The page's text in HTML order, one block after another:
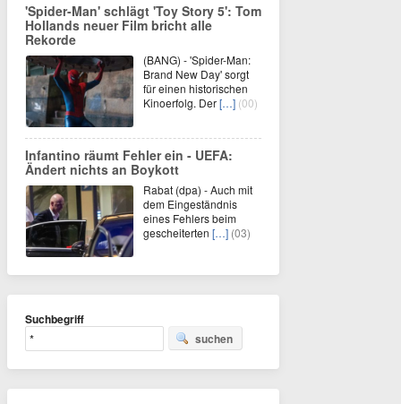
'Spider-Man' schlägt 'Toy Story 5': Tom
Hollands neuer Film bricht alle
Rekorde
(BANG) - 'Spider-Man:
Brand New Day' sorgt
für einen historischen
Kinoerfolg. Der[…] (00)
Infantino räumt Fehler ein - UEFA:
Ändert nichts an Boykott
Rabat (dpa) - Auch mit
dem Eingeständnis
eines Fehlers beim
gescheiterten […] (03)
Suchbegriff
suchen